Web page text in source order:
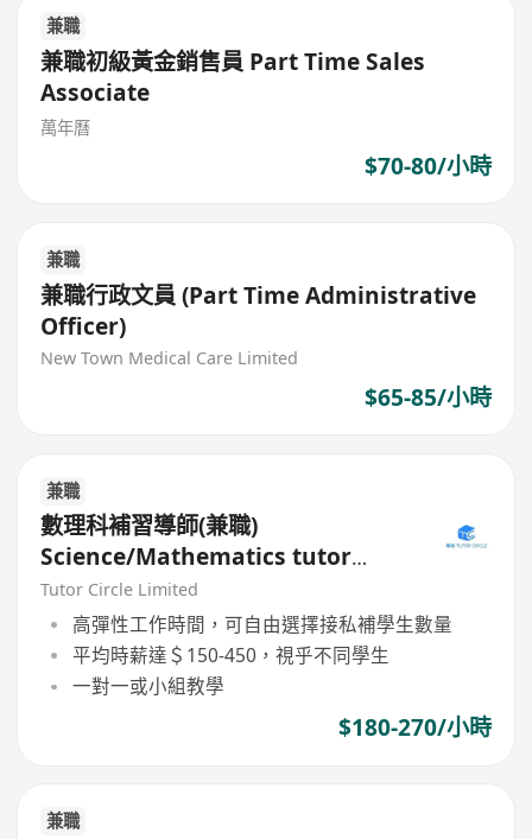
兼職
兼職初級黃金銷售員 Part Time Sales
Associate
萬年曆
$70-80/小時
兼職
兼職行政文員 (Part Time Administrative
Officer)
New Town Medical Care Limited
$65-85/小時
兼職
數理科補習導師(兼職)
Science/Mathematics tutor
(Part Time)
Tutor Circle Limited
高彈性工作時間，可自由選擇接私補學生數量
平均時薪達＄150-450，視乎不同學生
一對一或小組教學
$180-270/小時
兼職